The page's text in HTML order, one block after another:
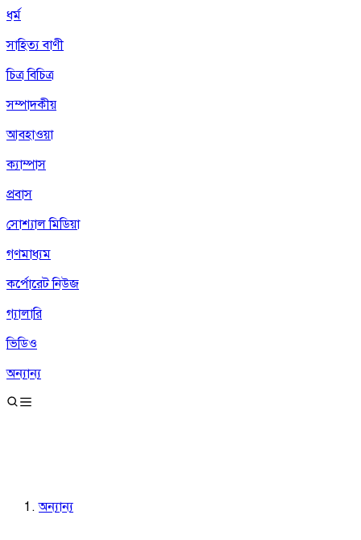
ধর্ম
সাহিত্য বাণী
চিত্র বিচিত্র
সম্পাদকীয়
আবহাওয়া
ক্যাম্পাস
প্রবাস
সোশ্যাল মিডিয়া
গণমাধ্যম
কর্পোরেট নিউজ
গ্যালারি
ভিডিও
অন্যান্য
অন্যান্য